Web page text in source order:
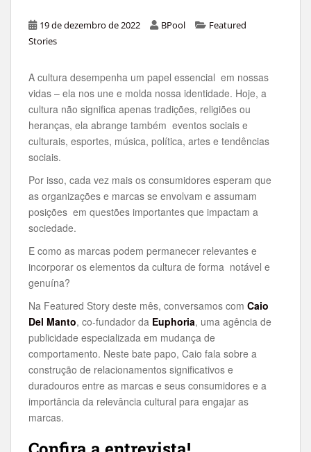
19 de dezembro de 2022 BPool
Featured
Stories
A cultura desempenha um papel essencial em nossas
vidas – ela nos une e molda nossa identidade. Hoje, a
cultura não significa apenas tradições, religiões ou
heranças, ela abrange também eventos sociais e
culturais, esportes, música, política, artes e tendências
sociais.
Por isso, cada vez mais os consumidores esperam que
as organizações e marcas se envolvam e assumam
posições em questões importantes que impactam a
sociedade.
E como as marcas podem permanecer relevantes e
incorporar os elementos da cultura de forma notável e
genuína?
Na Featured Story deste mês, conversamos com Caio
Del Manto, co-fundador da Euphoria, uma agência de
publicidade especializada em mudança de
comportamento. Neste bate papo, Caio fala sobre a
construção de relacionamentos significativos e
duradouros entre as marcas e seus consumidores e a
importância da relevância cultural para engajar as
marcas.